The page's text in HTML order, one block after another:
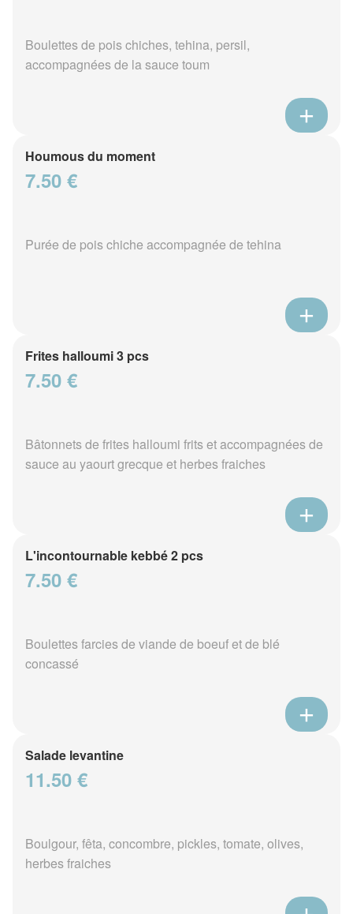
Boulettes de pois chiches, tehina, persil,
accompagnées de la sauce toum
Houmous du moment
7.50 €
Purée de pois chiche accompagnée de tehina
Frites halloumi 3 pcs
7.50 €
Bâtonnets de frites halloumi frits et accompagnées de
sauce au yaourt grecque et herbes fraiches
L'incontournable kebbé 2 pcs
7.50 €
Boulettes farcies de viande de boeuf et de blé
concassé
Salade levantine
11.50 €
Boulgour, fêta, concombre, pickles, tomate, olives,
herbes fraiches